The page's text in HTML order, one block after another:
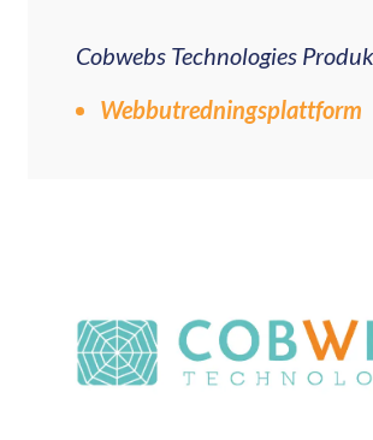
Cobwebs Technologies
Webbutredningsplattform